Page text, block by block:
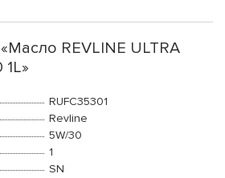
REVLINE ULTRA
1L»
RUFC35301
Revline
5W/30
1
SN